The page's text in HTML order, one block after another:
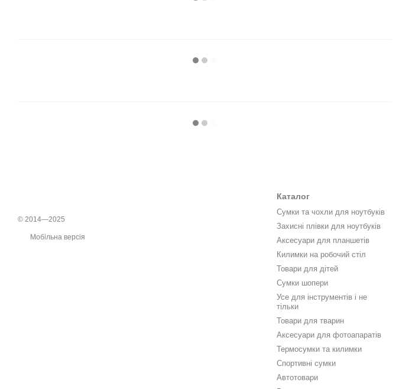
© 2014—2025
Мобільна версія
Каталог
Сумки та чохли для ноутбуків
Захисні плівки для ноутбуків
Аксесуари для планшетів
Килимки на робочий стіл
Товари для дітей
Сумки шопери
Усе для інструментів і не
тільки
Товари для тварин
Аксесуари для фотоапаратів
Термосумки та килимки
Спортивні сумки
Автотовари